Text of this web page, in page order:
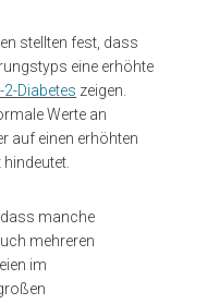
stellten fest, dass
eine erhöhte
2-Diabetes zeigen.
Werte an
auf einen erhöhten
manche
mehreren
im